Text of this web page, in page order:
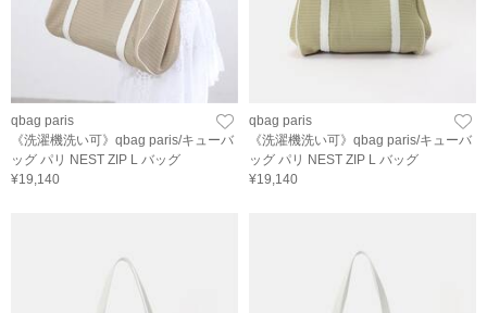
qbag paris
《洗濯機洗い可》qbag paris/キューバ
ッグ パリ NEST ZIP L バッグ
¥19,140
qbag paris
《洗濯機洗い可》qbag paris/キューバ
ッグ パリ NEST ZIP L バッグ
¥19,140